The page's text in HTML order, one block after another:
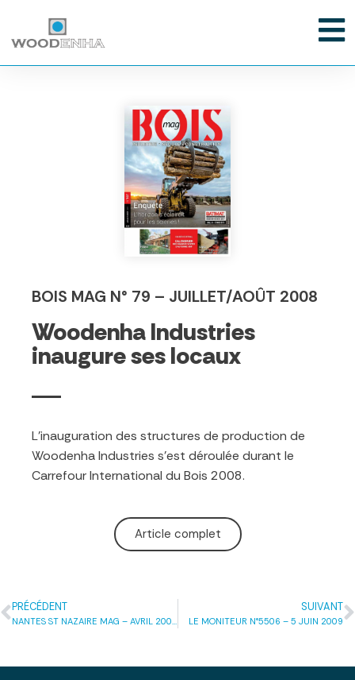
BOIS MAG N° 79 – JUILLET/AOÛT 2008
Woodenha Industries
inaugure ses locaux
L’inauguration des structures de production de
Woodenha Industries s’est déroulée durant le
Carrefour International du Bois 2008.
Article complet
PRÉCÉDENT
NANTES ST NAZAIRE MAG – AVRIL 2008
SUIVANT
LE MONITEUR N°5506 – 5 JUIN 2009